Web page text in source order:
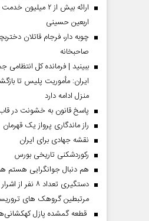
ارائه بیش از ۲
اربعین حسینی
چوبه دار، فرجام قاتلان
صاحبخانه
ببینید | فرمانده کل انتظامی
ایران­: مأموریت پلیس تا
منزل ادامه دارد
پاسخ قانون به خشونت در قاب
راز ماندگاری پرواز یک قهرمان
نقشه جهادی برای ایران
رکوردشکنی تاریخی بورس
هم دنبال جوانگرایی هستم
دستگیری تعداد
مرتبطین گروهک های
قطعه گمشده پازل